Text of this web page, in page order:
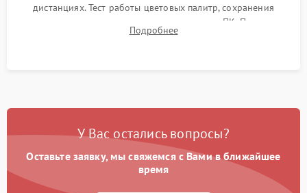
дистанциях. Тест работы цветовых палитр, сохранения
термограмм в память и передачи данных на ПК. Проверка
автономности работы и итоговый контроль качества.
Подробнее
У Вас остались вопросы?
Оставьте заявку, мы свяжемся с Вами в ближайшее
время